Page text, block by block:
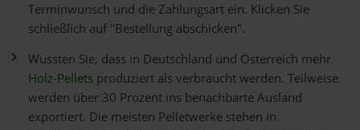
Terminwunsch und die Zahlungsart ein. Klicken Sie
schließlich auf "Bestellung abschicken".
Wussten Sie, dass in Deutschland und Österreich mehr
Holz-Pellets produziert als verbraucht werden. Teilweise
werden über 30 Prozent ins benachbarte Ausland
exportiert. Die meisten Pelletwerke stehen in